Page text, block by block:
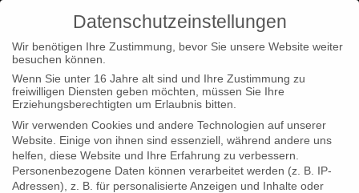
Home Typ|News Typ|Filmnews
Tabakmädchen beim
International Human Rights Film Festival Paris
Datenschutzeinstellungen
Wir benötigen Ihre Zustimmung, bevor Sie unsere Website weiter
besuchen können.
Wenn Sie unter 16 Jahre alt sind und Ihre Zustimmung zu
freiwilligen Diensten geben möchten, müssen Sie Ihre
Erziehungsberechtigten um Erlaubnis bitten.
Wir verwenden Cookies und andere Technologien auf unserer
Website. Einige von ihnen sind essenziell, während andere uns
helfen, diese Website und Ihre Erfahrung zu verbessern.
Personenbezogene Daten können verarbeitet werden (z. B. IP-
Adressen), z. B. für personalisierte Anzeigen und Inhalte oder